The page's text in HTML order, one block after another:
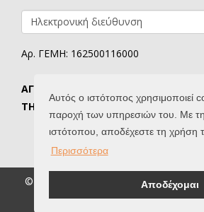
Αυτός ο ιστότοπος χρησιμοποιεί
παροχή των υπηρεσιών του. Με
ιστότοπου, αποδέχεστε τη χρήση
Περισσότερα
Αποδέχομαι
Αρ. ΓΕΜΗ: 162500116000
ΑΓΟΡΑΖΟΝΤΑΙ ΠΑΛΑΙΑ &
ΤΗΛ. ΕΠΙΚΟΙΝΩΝΙΑΣ: 6907645346.
© 2026 Βιβλιοδίφης. All Rights
Created byIntelSoft